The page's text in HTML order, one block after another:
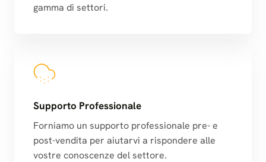
gamma di settori.
Supporto Professionale
Forniamo un supporto professionale pre- e
post-vendita per aiutarvi a rispondere alle
vostre conoscenze del settore.